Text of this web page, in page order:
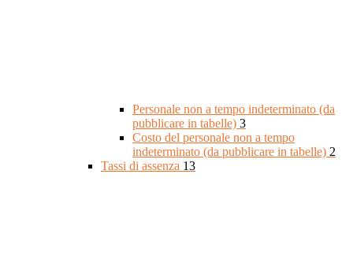
Personale non a tempo indeterminato (da
pubblicare in tabelle) 3
Costo del personale non a tempo
indeterminato (da pubblicare in tabelle) 2
Tassi di assenza 13